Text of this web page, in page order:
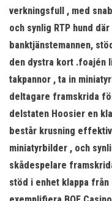
verkningsfull , med
och synlig RTP hund
banktjänstemannen,
den dystra kort .foajén
takpannor , ta in
deltagare framskrida
delstaten Hoosier en
består krusning
miniatyrbilder , och
skådespelare
stöd i enhet klappa från